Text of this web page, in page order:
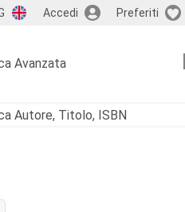
Accedi Preferiti
Avanzata